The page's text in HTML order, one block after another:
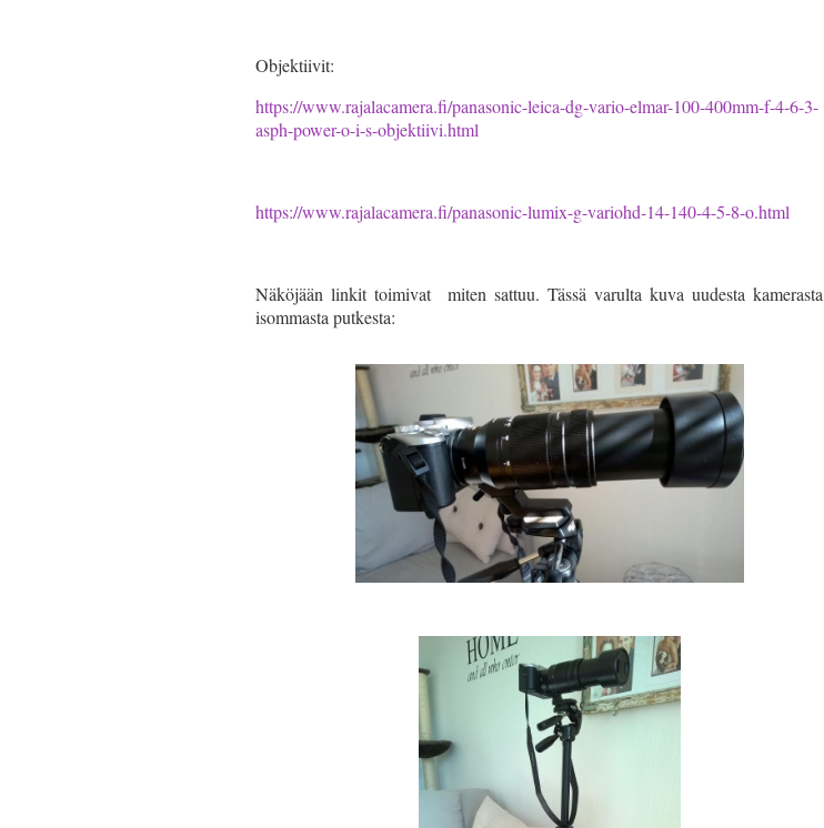
Objektiivit:
https://www.rajalacamera.fi/panasonic-leica-dg-vario-elmar-100-400mm-f-4-6-3-
asph-power-o-i-s-objektiivi.html
https://www.rajalacamera.fi/panasonic-lumix-g-variohd-14-140-4-5-8-o.html
Näköjään linkit toimivat miten sattuu. Tässä varulta kuva uudesta
isommasta putkesta: